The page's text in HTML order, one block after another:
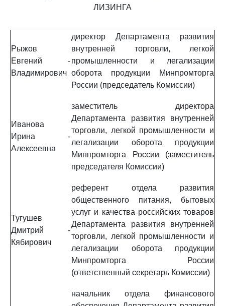
ЛИЗИНГА
Рыжов
Евгений
Владимирович
-
директор Департамента развития
внутренней торговли, легкой
промышленности и легализации
оборота продукции Минпромторга
России (председатель Комиссии)
Иванова
Ирина
Алексеевна
-
заместитель директора
Департамента развития внутренней
торговли, легкой промышленности и
легализации оборота продукции
Минпромторга России (заместитель
председателя Комиссии)
Тугушев
Дмитрий
Кябирович
-
референт отдела развития
общественного питания, бытовых
услуг и качества российских товаров
Департамента развития внутренней
торговли, легкой промышленности и
легализации оборота продукции
Минпромторга России
(ответственный секретарь Комиссии)
начальник отдела финансового